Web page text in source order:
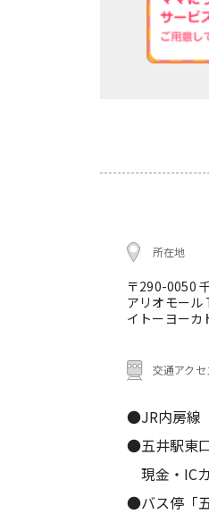
所在地
〒290-0050
アリオモー
イトーヨー
交通アクセ
●JR内房線
●五井駅東
現金・IC
●バス停「